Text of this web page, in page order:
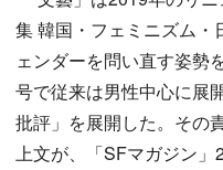
集 韓国・フェミニズム・
ェンダーを問い直す姿勢
号で従来は男性中心に展
批評」を展開した。その
上文が、「SFマガジン」